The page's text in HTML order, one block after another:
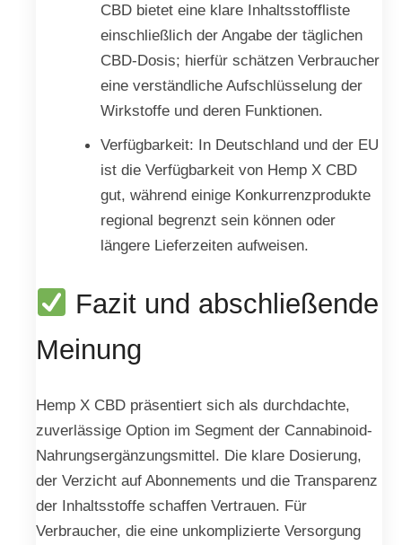
CBD bietet eine klare Inhaltsstoffliste
einschließlich der Angabe der täglichen
CBD-Dosis; hierfür schätzen Verbraucher
eine verständliche Aufschlüsselung der
Wirkstoffe und deren Funktionen.
Verfügbarkeit: In Deutschland und der EU
ist die Verfügbarkeit von Hemp X CBD
gut, während einige Konkurrenzprodukte
regional begrenzt sein können oder
längere Lieferzeiten aufweisen.
Fazit und abschließende
Meinung
Hemp X CBD präsentiert sich als durchdachte,
zuverlässige Option im Segment der Cannabinoid-
Nahrungsergänzungsmittel. Die klare Dosierung,
der Verzicht auf Abonnements und die Transparenz
der Inhaltsstoffe schaffen Vertrauen. Für
Verbraucher, die eine unkomplizierte Versorgung